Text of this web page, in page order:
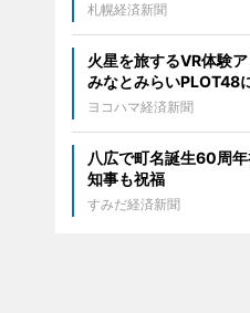
札幌経済新聞
火星を旅するVR体験
みなとみらいPLOT48
ヨコハマ経済新聞
八広で町名誕生60周
知事も祝福
すみだ経済新聞